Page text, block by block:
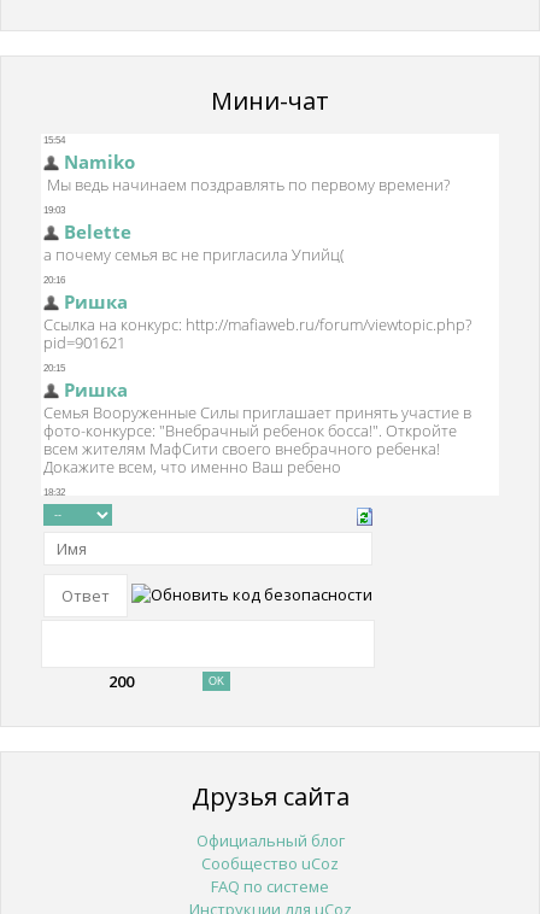
Мини-чат
200
Друзья сайта
Официальный блог
Сообщество uCoz
FAQ по системе
Инструкции для uCoz